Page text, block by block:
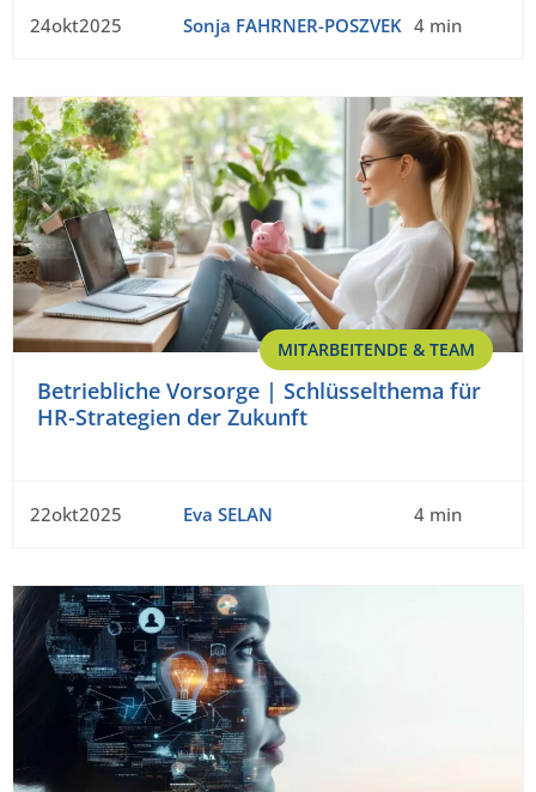
24okt2025 Sonja FAHRNER-POSZVEK 4 min
MITARBEITENDE & TEAM
Betriebliche Vorsorge | Schlüsselthema für
HR-Strategien der Zukunft
22okt2025 Eva SELAN 4 min